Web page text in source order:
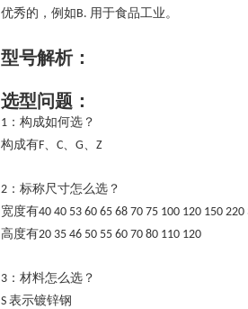
优秀的，例如B. 用于食品工业。
型号解析：
选型问题：
1 ：构成如何选？
构成有F、 C、 G、 Z
2 ：标称尺寸怎么选？
宽度有40 40 53 60 65 68 70 75 100 120 150
高度有20 35 46 50 55 60 70 80 110 120
3 ：材料怎么选？
S 表示镀锌钢